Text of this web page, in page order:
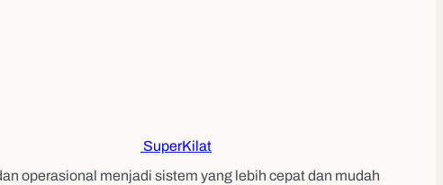
SuperKilat
operasional menjadi sistem yang lebih cepat dan mudah